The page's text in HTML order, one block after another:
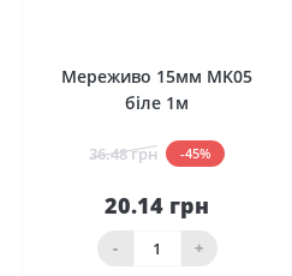
Мереживо 15мм MK05
біле 1м
36.48 грн -45%
20.14 грн
- +